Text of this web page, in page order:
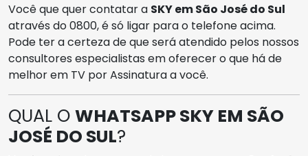
Você que quer contatar a SKY em São José do Sul
através do 0800, é só ligar para o telefone acima.
Pode ter a certeza de que será atendido pelos nossos
consultores especialistas em oferecer o que há de
melhor em TV por Assinatura a você.
QUAL O WHATSAPP SKY EM SÃO
JOSÉ DO SUL?